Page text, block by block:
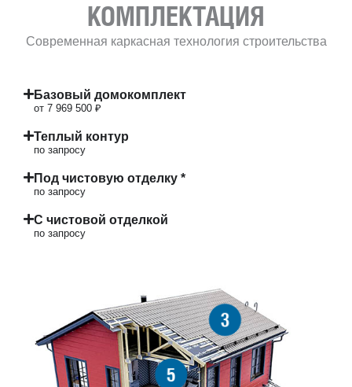
КОМПЛЕКТАЦИЯ
Современная каркасная технология строительства
Базовый домокомплект
от 7 969 500 ₽
Теплый контур
по запросу
Под чистовую отделку *
по запросу
С чистовой отделкой
по запросу
3
5